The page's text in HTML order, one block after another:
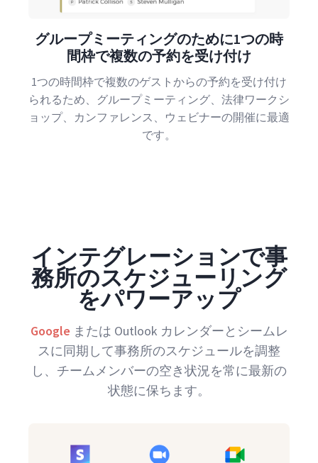
グループミーティングのために1つの時
間枠で複数の予約を受け付け
1つの時間枠で複数のゲストからの予約を受け付け
られるため、グループミーティング、法律ワークシ
ョップ、カンファレンス、ウェビナーの開催に最適
です。
インテグレーションで事
務所のスケジューリング
をパワーアップ
Google または Outlook カレンダーとシームレ
スに同期して事務所のスケジュールを調整
し、チームメンバーの空き状況を常に最新の
状態に保ちます。